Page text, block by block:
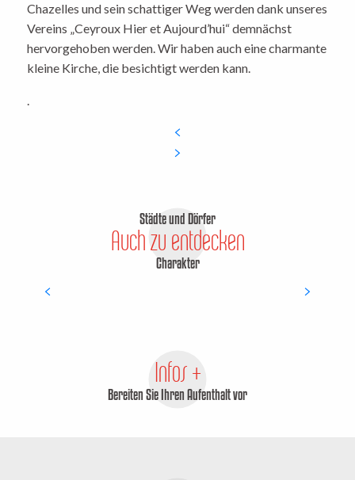
Chazelles und sein schattiger Weg werden dank unseres
Vereins „Ceyroux Hier et Aujourd’hui“ demnächst
hervorgehoben werden. Wir haben auch eine charmante
kleine Kirche, die besichtigt werden kann.
.
Städte und Dörfer
Auch zu entdecken
Charakter
Infos +
Bereiten Sie Ihren Aufenthalt vor